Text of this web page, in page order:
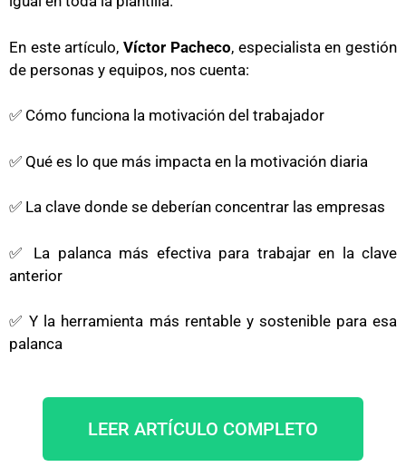
En este artículo,Víctor Pacheco, especialista en gestión
de personas y equipos, nos cuenta:
✅ Cómo funciona la motivación del trabajador
✅ Qué es lo que más impacta en la motivación diaria
✅ La clave donde se deberían concentrar las empresas
✅ La palanca más efectiva para trabajar en la clave
anterior
✅ Y la herramienta más rentable y sostenible para esa
palanca
LEER ARTÍCULO COMPLETO